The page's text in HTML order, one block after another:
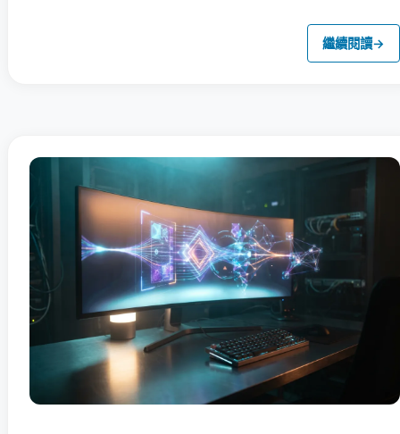
繼續閱讀→